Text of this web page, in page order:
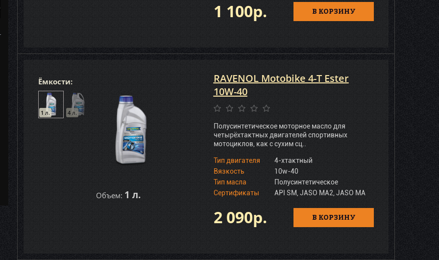
1 100р. В КОРЗИНУ
Ёмкости:
1 л. 4 л.
Объем: 1 л.
RAVENOL Motobike 4-T Ester
10W-40
Полусинтетическое моторное масло для
четырёхтактных двигателей спортивных
мотоциклов, как с сухим сц..
Тип двигателя
4-хтактный
Вязкость
10w-40
Тип масла
Полусинтетическое
Сертификаты
API SM, JASO MA2, JASO MA
2 090р. В КОРЗИНУ